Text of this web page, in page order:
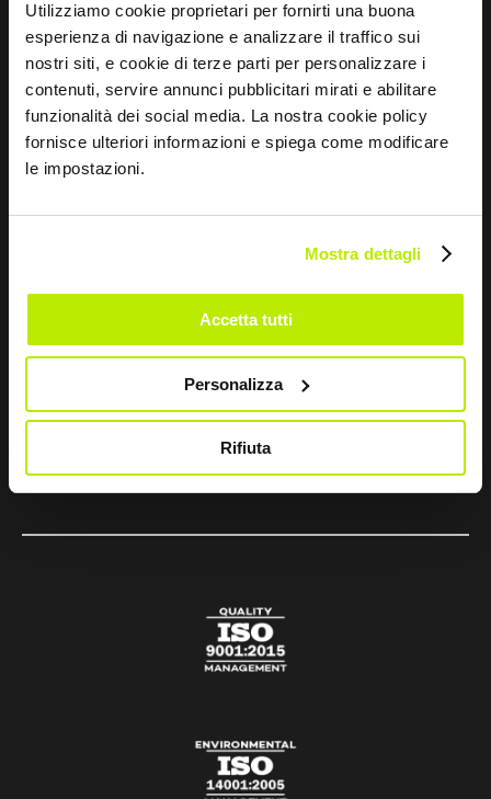
Utilizziamo cookie proprietari per fornirti una buona
esperienza di navigazione e analizzare il traffico sui
nostri siti, e cookie di terze parti per personalizzare i
contenuti, servire annunci pubblicitari mirati e abilitare
funzionalità dei social media. La nostra cookie policy
fornisce ulteriori informazioni e spiega come modificare
le impostazioni.
Mostra dettagli
Accetta tutti
Personalizza
Rifiuta
Equipamentos de segurança
Whistleblowing
Impressum
Guia aos tamanhos
CONTACTOS
Via dei Fornaciai, 9, 06081 Assisi (PG) - Italy
+39 075 804 37 47
amm.ne@pec.sirsafety.com
vendite@pec.sirsafety.com